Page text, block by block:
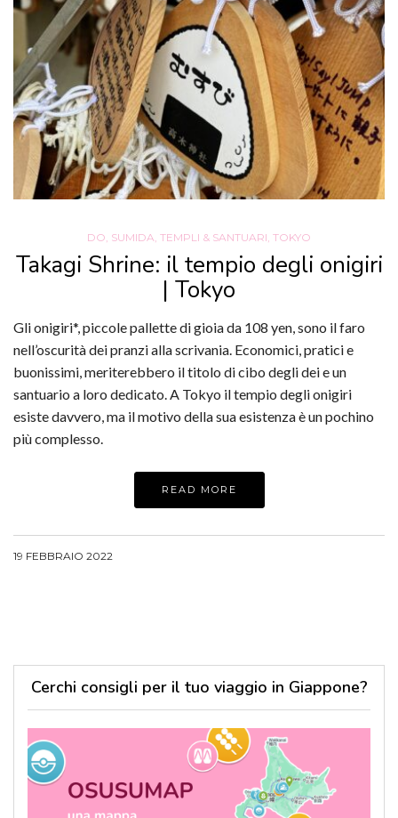
DO SUMIDA TEMPLI & SANTUARI TOKYO
Takagi Shrine: il tempio degli onigiri
| Tokyo
Gli onigiri*, piccole pallette di gioia da 108 yen, sono il faro
nell’oscurità dei pranzi alla scrivania. Economici, pratici e
buonissimi, meriterebbero il titolo di cibo degli dei e un
santuario a loro dedicato. A Tokyo il tempio degli onigiri
esiste davvero, ma il motivo della sua esistenza è un pochino
più complesso.
READ MORE
19 FEBBRAIO 2022
Cerchi consigli per il tuo viaggio in Giappone?